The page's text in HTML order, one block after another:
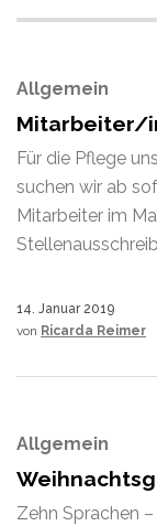
Allgemein
Mitarbeiter/
Für die Pflege
suchen wir ab
Mitarbeiter im
14. Januar 2019
von Ricarda Reimer
Allgemein
Zehn Sprachen